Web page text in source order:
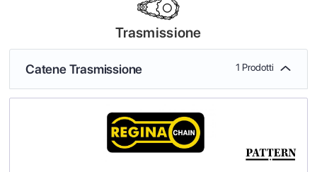
Trasmissione
Catene Trasmissione 1 Prodotti